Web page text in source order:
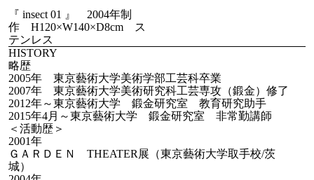
『 insect 01 』 2004年制
作 H120×W140×D8cm ス
テンレス
HISTORY
略歴
2005年 東京藝術大学美術学部工芸科卒業
2007年 東京藝術大学美術研究科工芸専攻（鍛金）修了
2012年～東京藝術大学 鍛金研究室 教育研究助手
2015年4月～東京藝術大学 鍛金研究室 非常勤講師
＜活動歴＞
2001年
ＧＡＲＤＥＮ THEATER展（東京藝術大学取手校/茨
城）